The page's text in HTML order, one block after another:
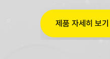
제품 자세히 보기